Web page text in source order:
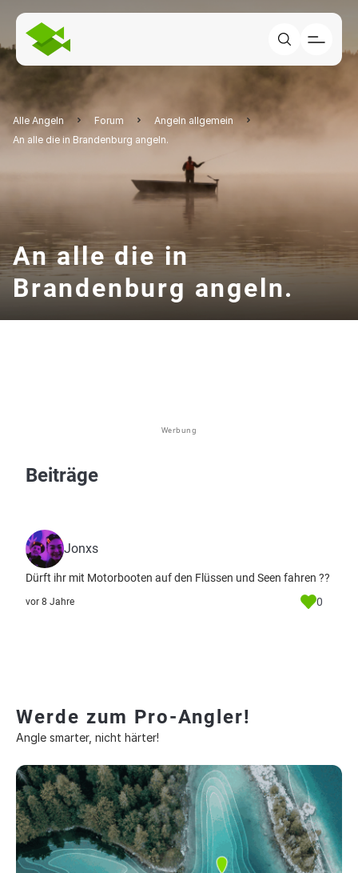
Alle Angeln Forum
Angeln allgemein
An alle die in Brandenburg angeln.
An alle die in
Brandenburg angeln.
Werbung
Beiträge
Jonxs
Dürft ihr mit Motorbooten auf den Flüssen und Seen fahren ??
vor 8 Jahre 0
Werde zum Pro-Angler!
Angle smarter, nicht härter!